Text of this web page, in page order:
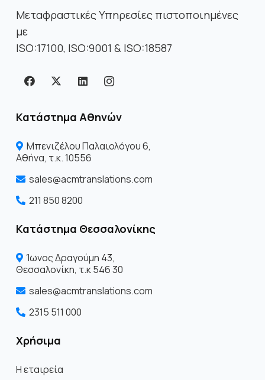
Μεταφραστικές Υπηρεσίες πιστοποιημένες
με
ISO:17100, ISO:9001 & ISO:18587
Κατάστημα Αθηνών
Μπενιζέλου Παλαιολόγου 6,
Αθήνα, τ.κ. 10556
sales@acmtranslations.com
211 850 8200
Κατάστημα Θεσσαλονίκης
Ίωνος Δραγoύμη 43,
Θεσσαλονίκη, τ.κ 546 30
sales@acmtranslations.com
2315 511 000
Χρήσιμα
Η εταιρεία